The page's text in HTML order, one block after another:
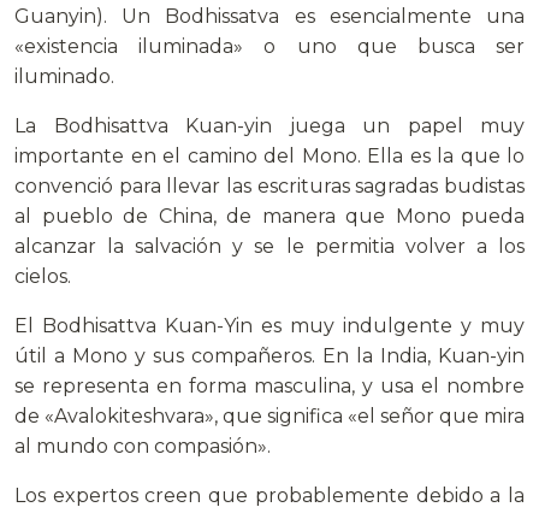
Guanyin). Un Bodhissatva es esencialmente una
«existencia iluminada» o uno que busca ser
iluminado.
La Bodhisattva Kuan-yin juega un papel muy
importante en el camino del Mono. Ella es la que lo
convenció para llevar las escrituras sagradas budistas
al pueblo de China, de manera que Mono pueda
alcanzar la salvación y se le permitia volver a los
cielos.
El Bodhisattva Kuan-Yin es muy indulgente y muy
útil a Mono y sus compañeros. En la India, Kuan-yin
se representa en forma masculina, y usa el nombre
de «Avalokiteshvara», que significa «el señor que mira
al mundo con compasión».
Los expertos creen que probablemente debido a la